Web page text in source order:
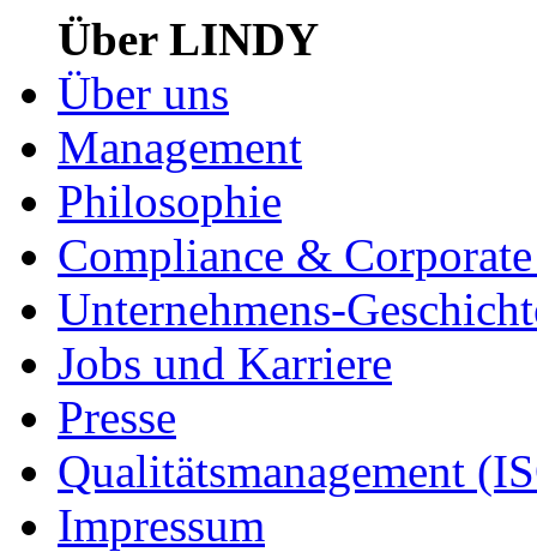
Über LINDY
Über uns
Management
Philosophie
Compliance &
Unternehmens-
Jobs und Karriere
Presse
Qualitätsmanagement
Impressum